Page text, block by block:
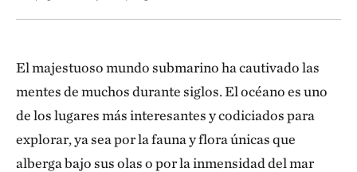
El majestuoso mundo submarino ha cautivado las
mentes de muchos durante siglos. El océano es uno
de los lugares más interesantes y codiciados para
explorar, ya sea por la fauna y flora únicas que
alberga bajo sus olas o por la inmensidad del mar